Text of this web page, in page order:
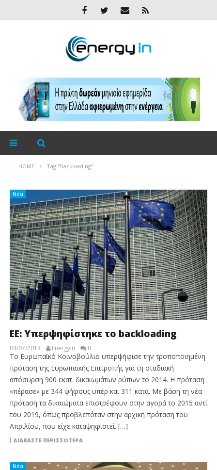
HOME Tag "Backloading"
Νέα
ΕΕ: Υπερψηφίστηκε το backloading
04/07/2013 EnergyIn 0
Το Ευρωπαϊκό Κοινοβούλιο υπερψήφισε την τροποποιημένη
πρόταση της Ευρωπαϊκής Επιτροπής για τη σταδιακή
απόσυρση 900 εκατ. δικαιωμάτων ρύπων το 2014. Η πρόταση
«πέρασε» με 344 ψήφους υπέρ και 311 κατά. Με βάση τη νέα
πρόταση τα δικαιώματα επιστρέφουν στην αγορά το 2015 αντί
του 2019, όπως προβλεπόταν στην αρχική πρόταση του
Απριλίου, που είχε καταψηφιστεί. […]
ΔΙΑΒΆΣΤΕ ΠΕΡΙΣΣΌΤΕΡΑ
Νέα